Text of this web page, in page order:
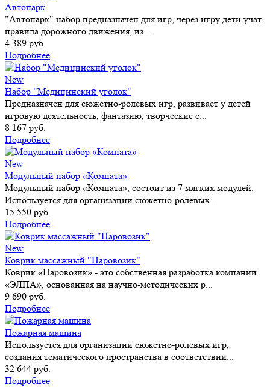
Автопарк
"Автопарк" набор предназначен для игр, через игру дети учат
правила дорожного движения, из...
4 389 руб.
Подробнее
New
Набор "Медицинский уголок"
Предназначен для сюжетно-ролевых игр, развивает у детей
игровую деятельность, фантазию, творческие с...
8 167 руб.
Подробнее
New
Модульный набор «Комната»
Модульный набор «Комната», состоит из 7 мягких модулей.
Используется для организации сюжетно-ролевых...
15 550 руб.
Подробнее
New
Коврик массажный "Паровозик"
Коврик «Паровозик» - это собственная разработка компании
«ЭЛПА», основанная на научно-методических р...
9 690 руб.
Подробнее
Пожарная машина
Используется для организации сюжетно-ролевых игр,
создания тематического пространства в соответствии...
32 644 руб.
Подробнее